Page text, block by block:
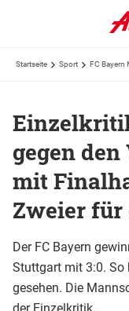
Startseite Sport FC Bayern
gegen
mit
Zweier
Der FC Bayern
Stuttgart mit 3:0. So
gesehen. Die